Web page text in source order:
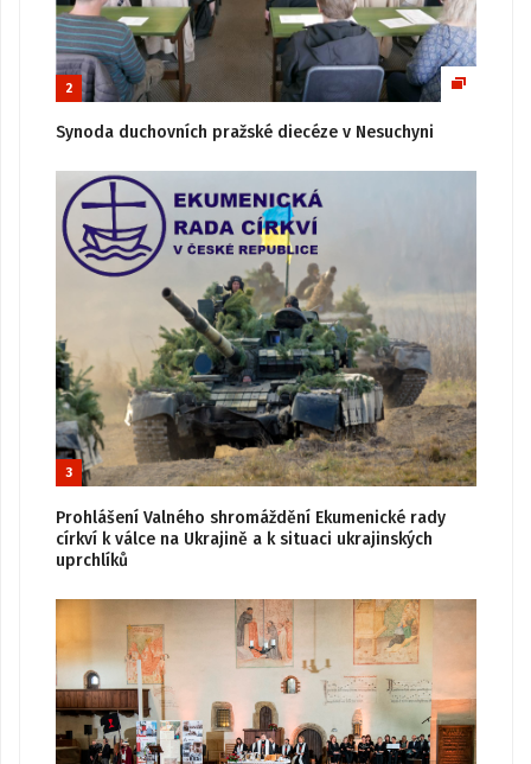
2
Synoda duchovních pražské diecéze v Nesuchyni
3
Prohlášení Valného shromáždění Ekumenické rady
církví k válce na Ukrajině a k situaci ukrajinských
uprchlíků